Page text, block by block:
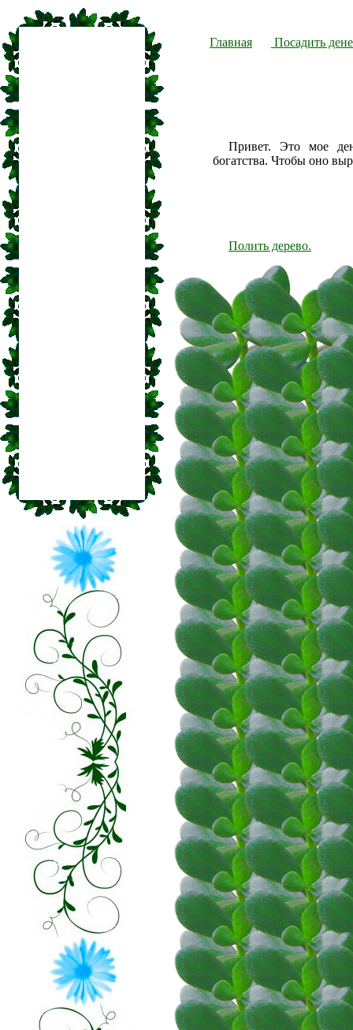
Главная Посадить
Привет. Это мое
богатства. Чтобы оно
Полить дерево.